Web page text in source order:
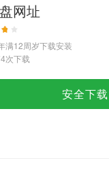
网址
满12周岁下载安装
次下载
安全下载